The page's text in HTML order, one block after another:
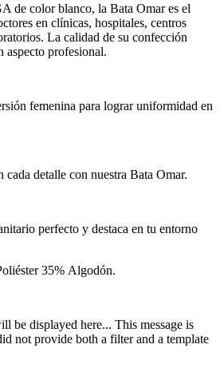
de color blanco, la Bata Omar es el
en clínicas, hospitales, centros
La calidad de su confección
aspecto profesional.
femenina para lograr uniformidad en
cada detalle con nuestra Bata Omar.
perfecto y destaca en tu entorno
35% Algodón.
be displayed here... This message is
not provide both a filter and a template